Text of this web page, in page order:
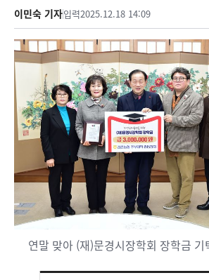
이민숙 기자입력2025.12.18 14:09
연말 맞아 (재)문경시장학회 장학금 기